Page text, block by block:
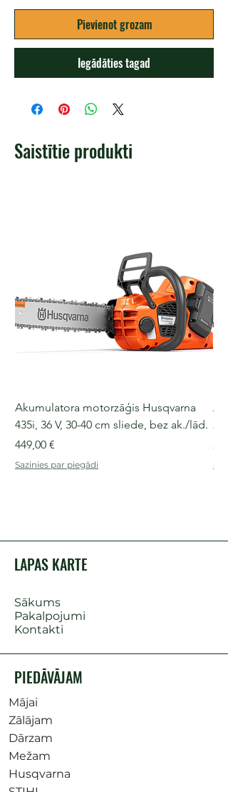
Pievienot grozam
Iegādāties tagad
Saistītie produkti
Akumulatora motorzāģis Husqvarna
435i, 36 V, 30-40 cm sliede, bez ak./lād.
Cena
449,00 €
Sazinies par piegādi
LAPAS KARTE
Sākums
Pakalpojumi
Kontakti
PIEDĀVĀJAM
Mājai
Zālājam
Dārzam
Mežam
Husqvarna